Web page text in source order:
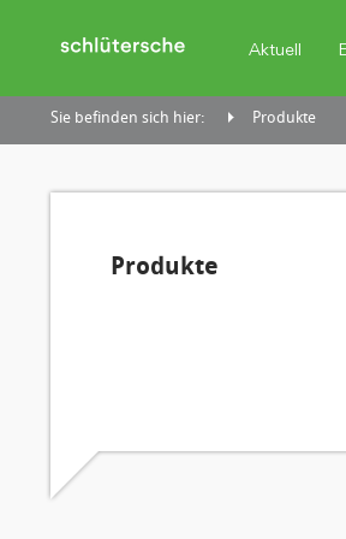
Aktuell
Sie befinden sich hier: Produkte
Produkte